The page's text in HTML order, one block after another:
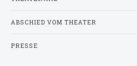
ABSCHIED VOM THEATER
PRESSE